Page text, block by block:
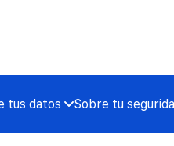
tus datos Sobre tu